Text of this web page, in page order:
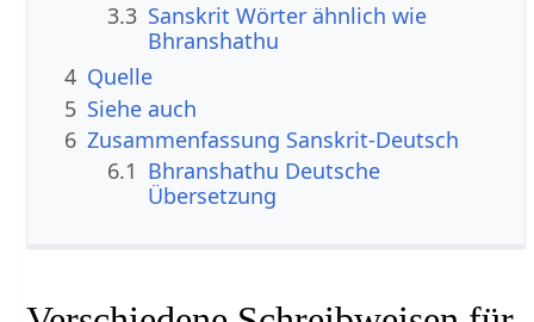
3.3 Sanskrit Wörter ähnlich wie
Bhranshathu
4 Quelle
5 Siehe auch
6 Zusammenfassung Sanskrit-Deutsch
6.1 Bhranshathu Deutsche
Übersetzung